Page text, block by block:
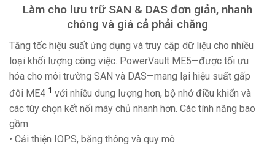
Làm cho lưu trữ SAN & DAS đơn giản, nhanh
chóng và giá cả phải chăng
Tăng tốc hiệu suất ứng dụng và truy cập dữ liệu cho nhiều
loại khối lượng công việc. PowerVault ME5—được tối ưu
hóa cho môi trường SAN và DAS—mang lại hiệu suất gấp
đôi ME4 1 với nhiều dung lượng hơn, bộ nhớ điều khiển và
các tùy chọn kết nối máy chủ nhanh hơn. Các tính năng bao
gồm:
• Cải thiện IOPS, băng thông và quy mô